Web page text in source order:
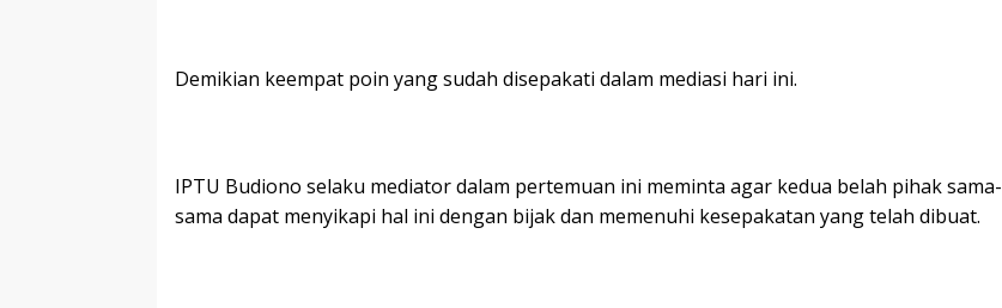
Demikian keempat poin yang sudah disepakati dalam mediasi hari ini.
IPTU Budiono selaku mediator dalam pertemuan ini meminta agar kedua belah pihak sama-
sama dapat menyikapi hal ini dengan bijak dan memenuhi kesepakatan yang telah dibuat.